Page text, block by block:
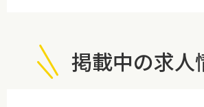
掲載中の求人